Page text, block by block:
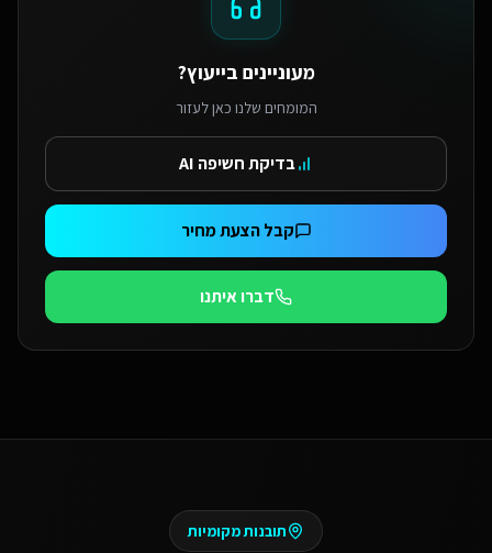
מעוניינים בייעוץ?
המומחים שלנו כאן לעזור
בדיקת חשיפה AI
קבל הצעת מחיר
דברו איתנו
תובנות מקומיות